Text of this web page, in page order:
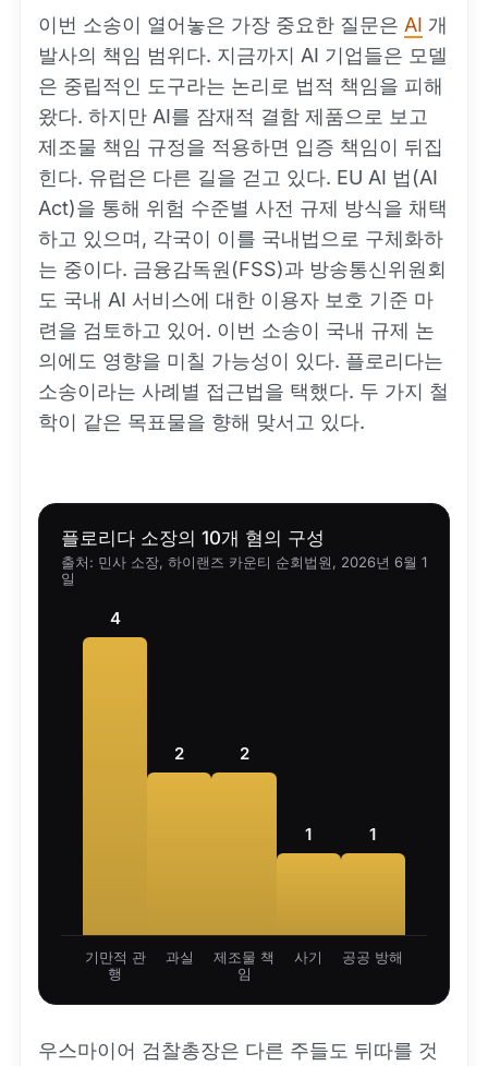
이번 소송이 열어놓은 가장 중요한 질문은 AI 개
발사의 책임 범위다. 지금까지 AI 기업들은 모델
은 중립적인 도구라는 논리로 법적 책임을 피해
왔다. 하지만 AI를 잠재적 결함 제품으로 보고
제조물 책임 규정을 적용하면 입증 책임이 뒤집
힌다. 유럽은 다른 길을 걷고 있다. EU AI 법(AI
Act)을 통해 위험 수준별 사전 규제 방식을 채택
하고 있으며, 각국이 이를 국내법으로 구체화하
는 중이다. 금융감독원(FSS)과 방송통신위원회
도 국내 AI 서비스에 대한 이용자 보호 기준 마
련을 검토하고 있어. 이번 소송이 국내 규제 논
의에도 영향을 미칠 가능성이 있다. 플로리다는
소송이라는 사례별 접근법을 택했다. 두 가지 철
학이 같은 목표물을 향해 맞서고 있다.
플로리다 소장의 10개 혐의 구성
출처: 민사 소장, 하이랜즈 카운티 순회법원, 2026년 6월 1
일
4
2 2
1 1
기만적 관
행
과실
제조물 책
임
사기 공공 방해
우스마이어 검찰총장은 다른 주들도 뒤따를 것